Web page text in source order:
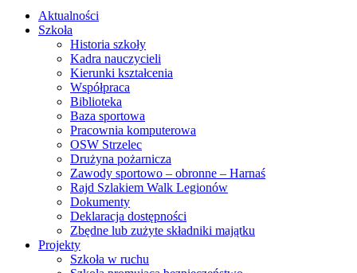
Aktualności
Szkoła
Historia szkoły
Kadra nauczycieli
Kierunki kształcenia
Współpraca
Biblioteka
Baza sportowa
Pracownia komputerowa
OSW Strzelec
Drużyna pożarnicza
Zawody sportowo – obronne – Harnaś
Rajd Szlakiem Walk Legionów
Dokumenty
Deklaracja dostępności
Zbędne lub zużyte składniki majątku
Projekty
Szkoła w ruchu